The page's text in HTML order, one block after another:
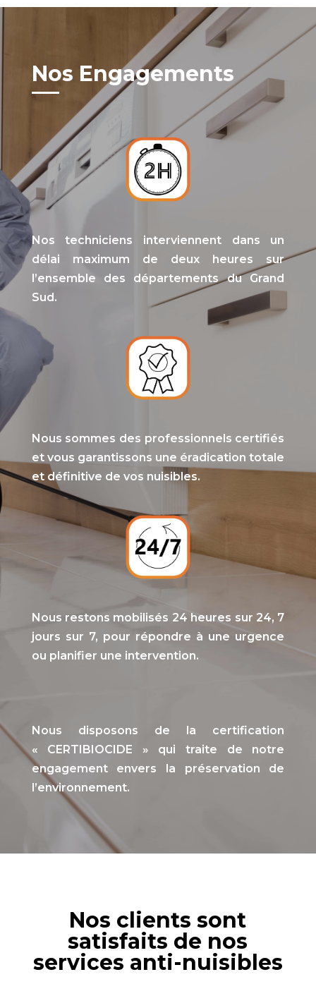
Nos Engagements
Nos techniciens interviennent dans un
délai maximum de deux heures sur
l’ensemble des départements du Grand
Sud.
Nous sommes des professionnels certifiés
et vous garantissons une éradication totale
et définitive de vos nuisibles.
Nous restons mobilisés 24 heures sur 24, 7
jours sur 7, pour répondre à une urgence
ou planifier une intervention.
Nous disposons de la certification
« CERTIBIOCIDE » qui traite de notre
engagement envers la préservation de
l’environnement.
Nos clients sont
satisfaits de nos
services anti-nuisibles